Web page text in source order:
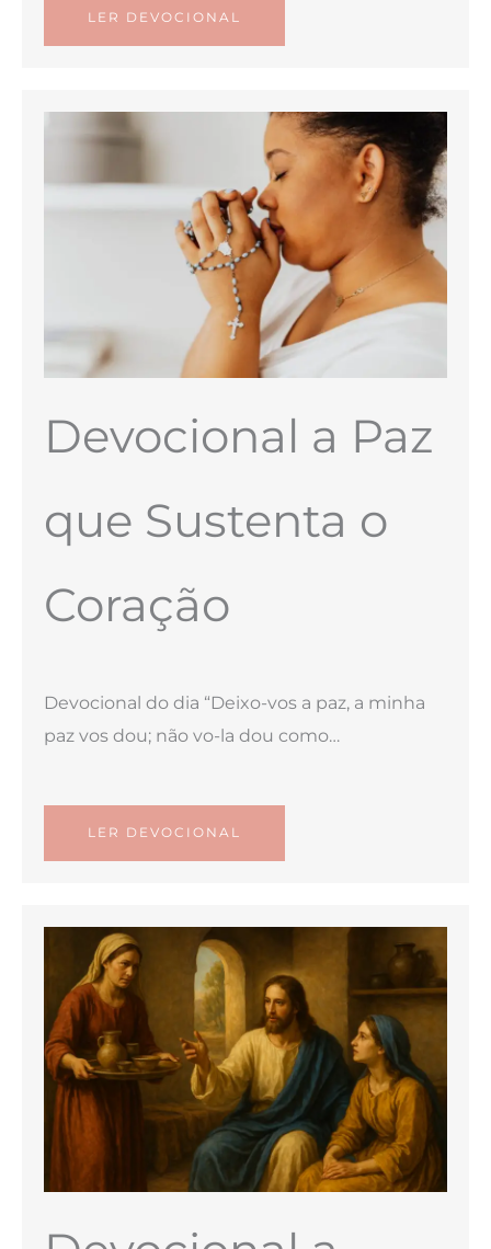
LER DEVOCIONAL
Devocional a Paz
que Sustenta o
Coração
Devocional do dia “Deixo-vos a paz, a minha
paz vos dou; não vo-la dou como…
LER DEVOCIONAL